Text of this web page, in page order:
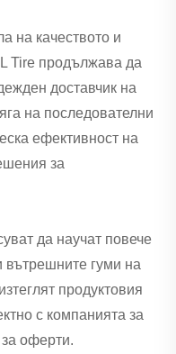
на качеството и
Tire продължава да
доставчик на
на последователни
ефективност на
за
да научат повече
вътрешните гуми на
продуктовия
с компанията за
за оферти.